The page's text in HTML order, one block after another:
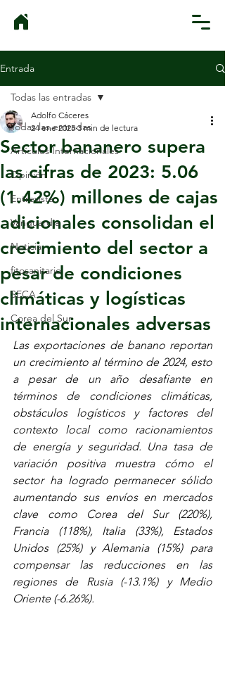
Entrada
Todas las entradas
Artículos Internacionales
Opinión
Entrevista
Vanguardia
Noticia
fitosanitario
SECA
Corea del Sur
Todas las entradas
Sector bananero supera
las cifras de 2023: 5.06
(1.42%) millones de cajas
adicionales consolidan el
crecimiento del sector a
pesar de condiciones
climáticas y logísticas
internacionales adversas
Adolfo Cáceres
24 ene 2025 3 min de lectura
Las exportaciones de banano reportan
un crecimiento al término de 2024, esto
a pesar de un año desafiante en
términos de condiciones climáticas,
obstáculos logísticos y factores del
contexto local como racionamientos
de energía y seguridad. Una tasa de
variación positiva muestra cómo el
sector ha logrado permanecer sólido
aumentando sus envíos en mercados
clave como Corea del Sur (220%),
Francia (118%), Italia (33%), Estados
Unidos (25%) y Alemania (15%) para
compensar las reducciones en las
regiones de Rusia (-13.1%) y Medio
Oriente (-6.26%).